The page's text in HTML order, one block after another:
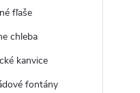
fľaše
chleba
kanvice
fontány